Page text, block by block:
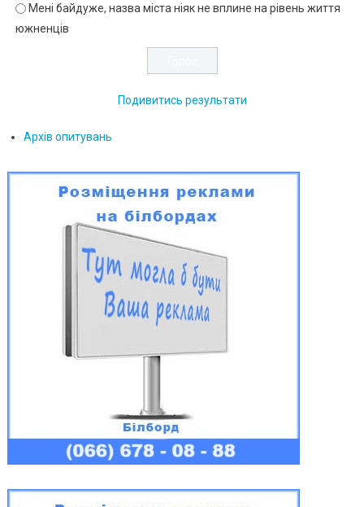
Мені байдуже, назва міста ніяк не вплине на рівень життя
южненців
Подивитись результати
Архів опитувань